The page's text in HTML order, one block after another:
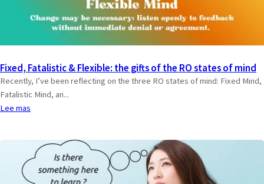
Fixed, Fatalistic & Flexible: the gifts of the RO states of mind
Recently, I’ve been reflecting on the three RO states of mind: Fixed Mind,
Fatalistic Mind, an...
Lee mas